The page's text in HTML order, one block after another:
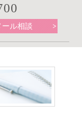
ール相談